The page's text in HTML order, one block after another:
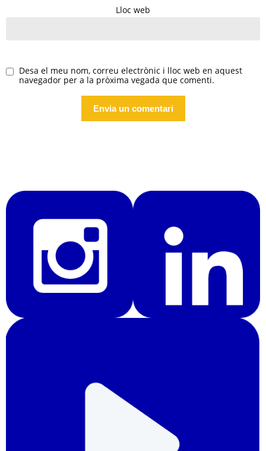
Lloc web
Desa el meu nom, correu electrònic i lloc web en aquest
navegador per a la pròxima vegada que comenti.